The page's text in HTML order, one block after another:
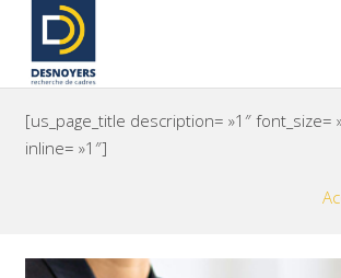
[us_page_title description= »1″ font_size=
inline= »1″]